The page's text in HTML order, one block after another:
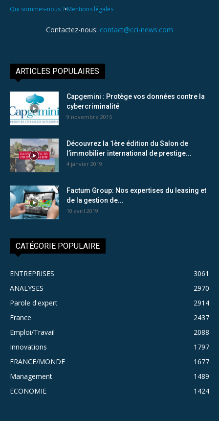
Qui sommes-nous ?•Mentions légales
Contactez-nous: contact@cci-news.com
ARTICLES POPULAIRES
Capgemini : Protège vos données contre la
cybercriminalité
9 novembre 2015
Découvrez la 1ère édition du Salon de
l’immobilier international de prestige...
4 janvier 2019
Factum Group: Nos expertises du leasing et
de la gestion de...
10 avril 2019
CATÉGORIE POPULAIRE
ENTREPRISES
3061
ANALYSES
2970
Parole d'expert
2914
France
2437
Emploi/Travail
2088
Innovations
1797
FRANCE/MONDE
1677
Management
1489
ECONOMIE
1424